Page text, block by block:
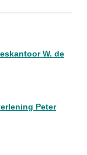
W. de
Peter